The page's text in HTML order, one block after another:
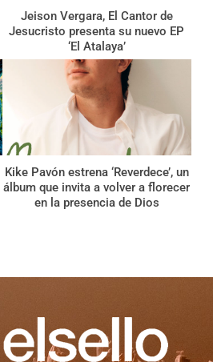
Jeison Vergara, El Cantor de
Jesucristo presenta su nuevo EP
‘El Atalaya’
Kike Pavón estrena ‘Reverdece’, un
álbum que invita a volver a florecer
en la presencia de Dios